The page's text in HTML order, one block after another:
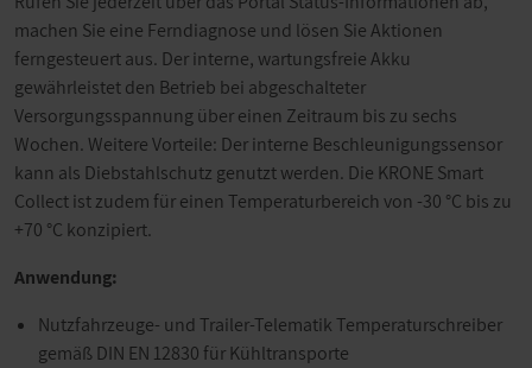
machen Sie eine Ferndiagnose und lösen Sie Aktionen
ferngesteuert aus. Der interne, wartungsfreie Akku
gewährleistet den Betrieb bei abgeschalteter
Versorgungsspannung über einen Zeitraum bis zu sechs
Wochen. Weitere Vorteile: Der interne Beschleunigungssensor
kann als Diebstahlschutz genutzt werden. Die KRONE Smart
Collect ist zudem für einen Temperaturbereich von -30 °C bis zu
+70 °C konzipiert.
Anwendung:
Nutzfahrzeuge- und Trailer-Telematik Temperaturschreiber
gemäß DIN EN 12830 für Kühltransporte